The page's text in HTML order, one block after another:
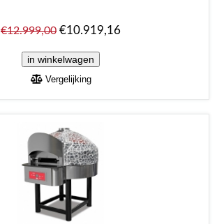
€12.999,00 €10.919,16
Vergelijking